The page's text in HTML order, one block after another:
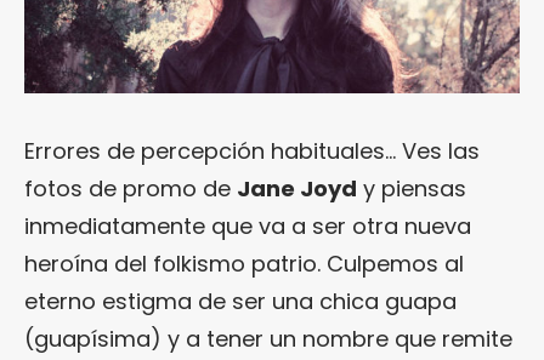
Errores de percepción habituales… Ves las
fotos de promo de Jane Joyd y piensas
inmediatamente que va a ser otra nueva
heroína del folkismo patrio. Culpemos al
eterno estigma de ser una chica guapa
(guapísima) y a tener un nombre que remite